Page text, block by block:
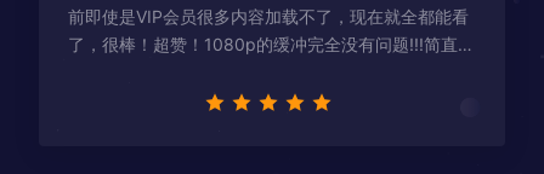
前即使是VIP会员很多内容加载不了，现在就全都能看
了，很棒！超赞！1080p的缓冲完全没有问题!!!简直救